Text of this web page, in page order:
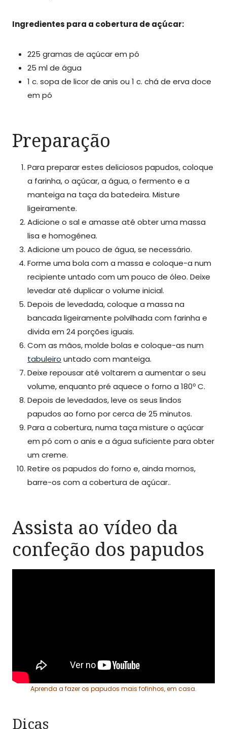
Ingredientes para a cobertura de açúcar:
225 gramas de açúcar em pó
25 ml de água
1 c. sopa de licor de anis ou 1 c. chá de erva doce
em pó
Preparação
Para preparar estes deliciosos papudos, coloque
a farinha, o açúcar, a água, o fermento e a
manteiga na taça da batedeira. Misture
ligeiramente.
Adicione o sal e amasse até obter uma massa
lisa e homogénea.
Adicione um pouco de água, se necessário.
Forme uma bola com a massa e coloque-a num
recipiente untado com um pouco de óleo. Deixe
levedar até duplicar o volume inicial.
Depois de levedada, coloque a massa na
bancada ligeiramente polvilhada com farinha e
divida em 24 porções iguais.
Com as mãos, molde bolas e coloque-as num
tabuleiro untado com manteiga.
Deixe repousar até voltarem a aumentar o seu
volume, enquanto pré aquece o forno a 180º C.
Depois de levedados, leve os seus lindos
papudos ao forno por cerca de 25 minutos.
Para a cobertura, numa taça misture o açúcar
em pó com o anis e a água suficiente para obter
um creme.
Retire os papudos do forno e, ainda mornos,
barre-os com a cobertura de açúcar..
Assista ao vídeo da
confeção dos papudos
Aprenda a fazer os papudos mais fofinhos, em casa.
Dicas